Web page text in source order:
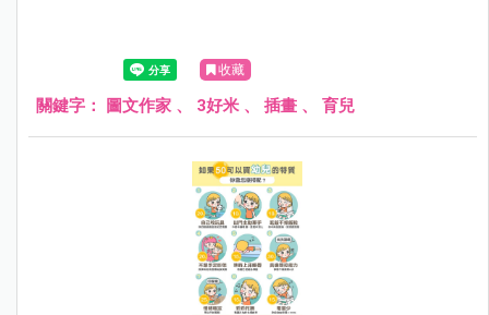
收藏
關鍵字： 圖文作家 、 3好米 、 插畫 、 育兒